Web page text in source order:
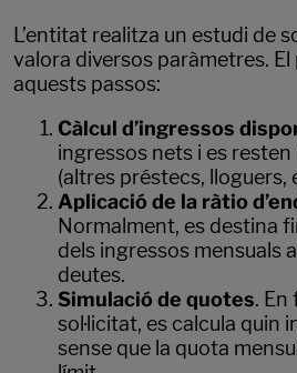
L’entitat realitza un estudi de
valora diversos paràmetres.
aquests passos:
Càlcul d’ingressos
ingressos nets i es
(altres préstecs, lloguers,
Aplicació de la ràtio
Normalment, es destina
dels ingressos mensuals
deutes.
Simulació de quotes. En
sol·licitat, es calcula quin
sense que la quota